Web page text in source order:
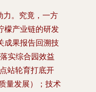
力。究竟，一方
檬产业链的研发
成果报告回溯技
实综合园效益
站轮育打底开
量发展）；技术